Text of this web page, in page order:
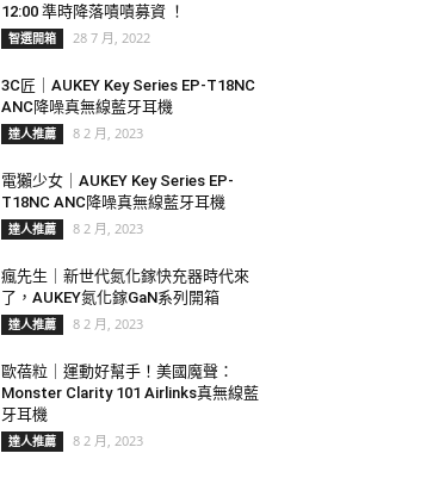
12:00 準時降落嘖嘖募資 ！
智選開箱 28 7 月, 2022
3C匠｜AUKEY Key Series EP-T18NC
ANC降噪真無線藍牙耳機
達人推薦 8 2 月, 2023
電獺少女｜AUKEY Key Series EP-
T18NC ANC降噪真無線藍牙耳機
達人推薦 8 2 月, 2023
瘋先生｜新世代氮化鎵快充器時代來
了，AUKEY氮化鎵GaN系列開箱
達人推薦 8 2 月, 2023
歐蓓粒｜運動好幫手！美國魔聲：
Monster Clarity 101 Airlinks真無線藍
牙耳機
達人推薦 8 2 月, 2023